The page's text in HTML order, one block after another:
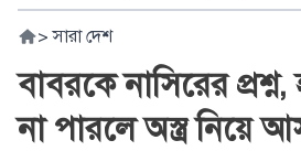
> সারা দেশ
বাবরকে নাসিরের
না পারলে অস্ত্র নিয়ে